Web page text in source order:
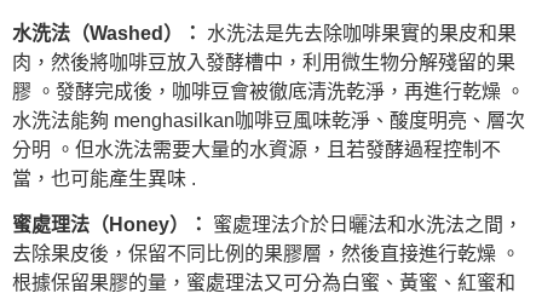
水洗法（Washed）：
水洗法是先去除咖啡果實的果皮和果
肉，然後將咖啡豆放入發酵槽中，利用微生物分解殘留的果
膠 。發酵完成後，咖啡豆會被徹底清洗乾淨，再進行乾燥 。
水洗法能夠 menghasilkan咖啡豆風味乾淨、酸度明亮、層次
分明 。但水洗法需要大量的水資源，且若發酵過程控制不
當，也可能產生異味 .
蜜處理法（Honey）：
蜜處理法介於日曬法和水洗法之間，
去除果皮後，保留不同比例的果膠層，然後直接進行乾燥 。
根據保留果膠的量，蜜處理法又可分為白蜜、黃蜜、紅蜜和